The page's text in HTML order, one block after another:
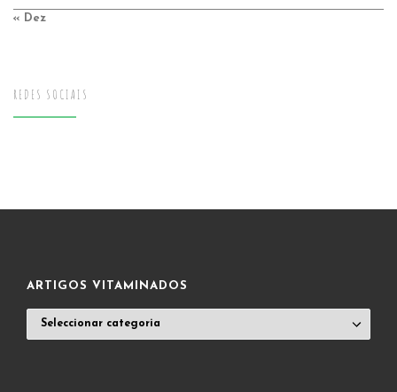
« Dez
REDES SOCIAIS
ARTIGOS VITAMINADOS
VITAMINADOS